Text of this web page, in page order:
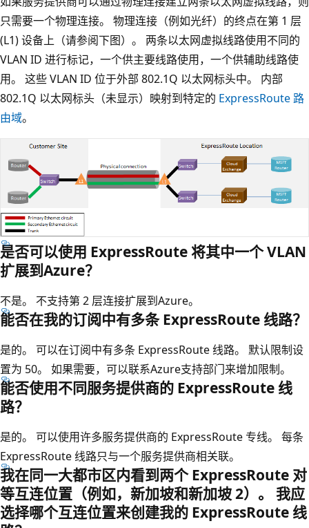
只需要一个物理连接。 物理连接（例如光纤）的终点在第 1 层
(L1) 设备上（请参阅下图）。 两条以太网虚拟线路使用不同的
VLAN ID 进行标记，一个供主要线路使用，一个供辅助线路使
用。 这些 VLAN ID 位于外部 802.1Q 以太网标头中。 内部
802.1Q 以太网标头（未显示）映射到特定的 ExpressRoute 路
由域。
是否可以使用 ExpressRoute 将其中一个 VLAN
扩展到Azure？
不是。 不支持第 2 层连接扩展到Azure。
能否在我的订阅中有多条 ExpressRoute 线路？
是的。 可以在订阅中有多条 ExpressRoute 线路。 默认限制设
置为 50。 如果需要，可以联系Azure支持部门来增加限制。
能否使用不同服务提供商的 ExpressRoute 线
路？
是的。 可以使用许多服务提供商的 ExpressRoute 专线。 每条
ExpressRoute 线路只与一个服务提供商相关联。
我在同一大都市区内看到两个 ExpressRoute 对
等互连位置（例如，新加坡和新加坡 2）。 我应
选择哪个互连位置来创建我的 ExpressRoute 线